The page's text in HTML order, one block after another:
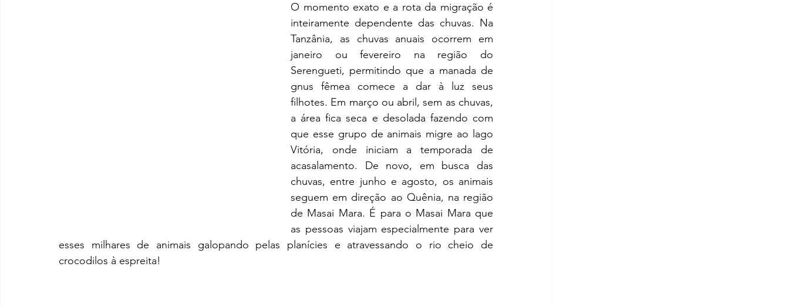
O momento exato e a rota da migração é
inteiramente dependente das chuvas. Na
Tanzânia, as chuvas anuais ocorrem em
janeiro ou fevereiro na região do
Serengueti, permitindo que a manada de
gnus fêmea comece a dar à luz seus
filhotes. Em março ou abril, sem as chuvas,
a área fica seca e desolada fazendo com
que esse grupo de animais migre ao lago
Vitória, onde iniciam a temporada de
acasalamento. De novo, em busca das
chuvas, entre junho e agosto, os animais
seguem em direção ao Quênia, na região
de Masai Mara. É para o Masai Mara que
as pessoas viajam especialmente para ver
esses milhares de animais galopando pelas planícies e atravessando o rio cheio de
crocodilos à espreita!